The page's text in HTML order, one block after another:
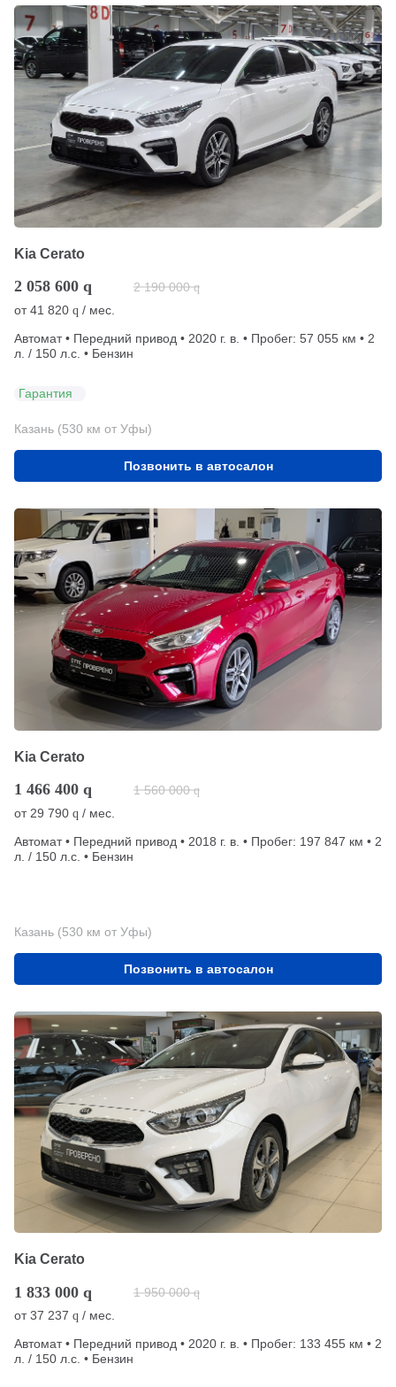
Kia Cerato
2 058 600 q 2 190 000 q
от41 820 q / мес.
Автомат • Передний привод • 2020 г. в. • Пробег: 57 055 км • 2
л. / 150 л.с. • Бензин
Гарантия
Казань (530 км от Уфы)
Позвонить в автосалон
Kia Cerato
1 466 400 q 1 560 000 q
от 29 790 q / мес.
Автомат • Передний привод • 2018 г. в. • Пробег: 197 847 км • 2
л. / 150 л.с. • Бензин
Казань (530 км от Уфы)
Позвонить в автосалон
Kia Cerato
1 833 000 q 1 950 000 q
от37 237 q / мес.
Автомат • Передний привод • 2020 г. в. • Пробег: 133 455 км • 2
л. / 150 л.с. • Бензин